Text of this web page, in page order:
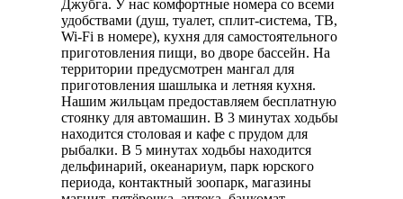
Джубга. У нас комфортные номера со всеми
удобствами (душ, туалет, сплит-система, ТВ,
Wi-Fi в номере), кухня для самостоятельного
приготовления пищи, во дворе бассейн. На
территории предусмотрен мангал для
приготовления шашлыка и летняя кухня.
Нашим жильцам предоставляем бесплатную
стоянку для автомашин. В 3 минутах ходьбы
находится столовая и кафе с прудом для
рыбалки. В 5 минутах ходьбы находится
дельфинарий, океанариум, парк юрского
периода, контактный зоопарк, магазины